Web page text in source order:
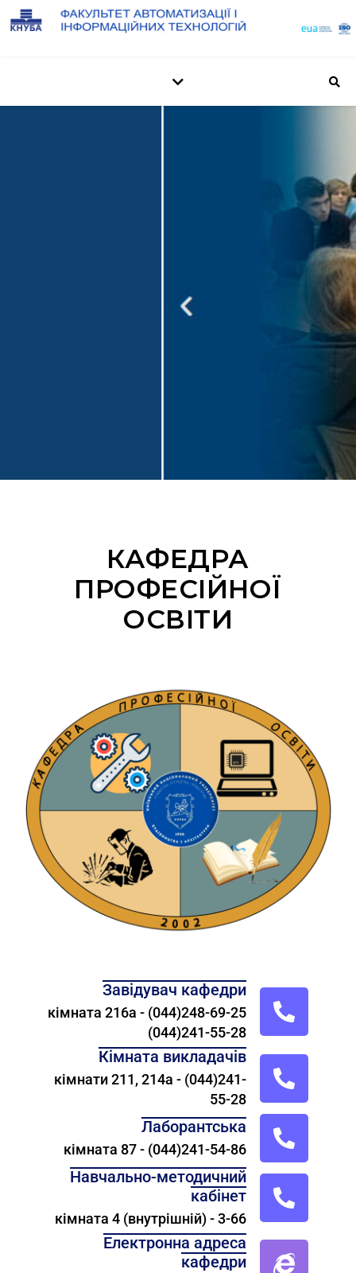
КАФЕДРА
ПРОФЕСІЙНОЇ
ОСВІТИ
Завідувач кафедри
кімната 216а - (044)248-69-25
(044)241-55-28
Кімната викладачів
кімнати 211, 214а - (044)241-
55-28
Лаборантська
кімната 87 - (044)241-54-86
Навчально-методичний
кабінет
кімната 4 (внутрішній) - 3-66
Електронна адреса
кафедри